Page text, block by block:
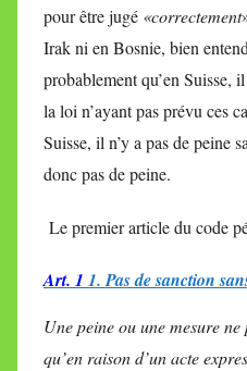
pour être jugé «correctement
Irak ni en Bosnie, bien
probablement qu’en Suisse,
la loi n’ayant pas prévu ces
Suisse, il n’y a pas de peine
donc pas de peine.
Le premier article du code
Art. 1 1. Pas de sanction
Une peine ou une mesure
qu’en raison d’un acte